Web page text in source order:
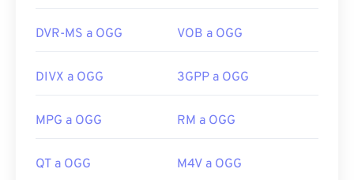
DVR-MS a OGG VOB a OGG
DIVX a OGG 3GPP a OGG
MPG a OGG RM a OGG
QT a OGG M4V a OGG